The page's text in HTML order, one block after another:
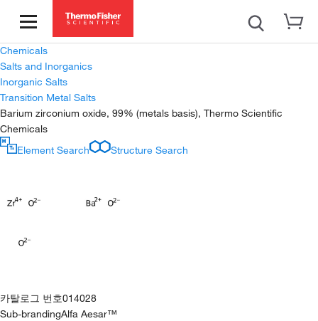
Chemicals
Salts and Inorganics
Inorganic Salts
Transition Metal Salts
Barium zirconium oxide, 99% (metals basis), Thermo Scientific
Chemicals
Element Search
Structure Search
카탈로그 번호014028
Sub-brandingAlfa Aesar™